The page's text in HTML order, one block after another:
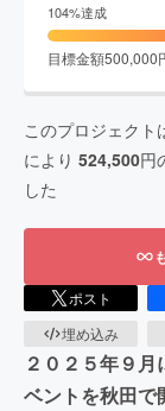
104%達成
目標金額500,000
このプロジェクト
により 524,500円
した
ポスト
埋め込み
２０２５年９
ベントを秋田で